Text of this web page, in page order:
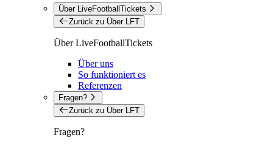
Über LiveFootballTickets
Zurück zu Über LFT
Über LiveFootballTickets
Über uns
So funktioniert es
Referenzen
Fragen?
Zurück zu Über LFT
Fragen?